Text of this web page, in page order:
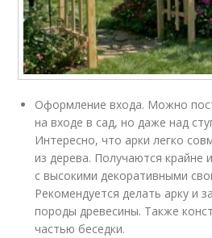
Оформление входа. Можно
на входе в сад, но даже над
Интересно, что арки легко
из дерева. Получаются крайне
с высокими декоративными
Рекомендуется делать арку и
породы древесины. Также
частью беседки.